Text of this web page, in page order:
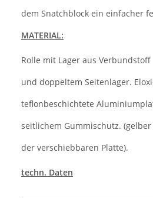
dem Snatchblock ein einfacher
MATERIAL:
Rolle mit Lager aus Verbundstoff
und doppeltem Seitenlager.
teflonbeschichtete
seitlichem Gummischutz.
der verschiebbaren Platte).
techn. Daten